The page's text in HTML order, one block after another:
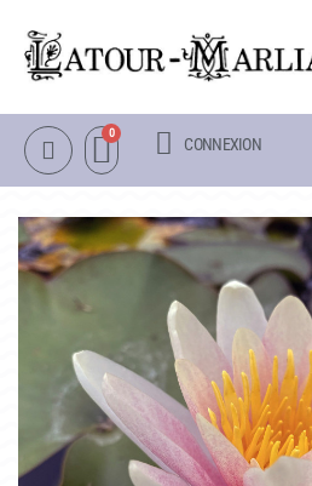
NOTRE CATALOGUE
NÉNUPHARS RUSTIQUES
NÉNUPHARS TROPICAUX
AUTRES PLANTES AQUATIQUES
PACKS & ACCESSOIRES
OBJETS
CONNEXION